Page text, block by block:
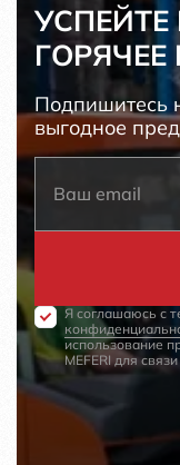
Подпишитесь
выгодное
Я соглашаюсь с
использование
MEFERI для